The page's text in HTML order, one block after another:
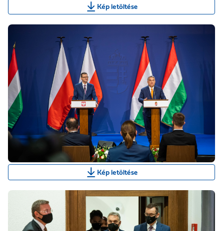
Kép letöltése
Kép letöltése